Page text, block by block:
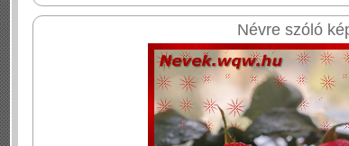
Névre szóló